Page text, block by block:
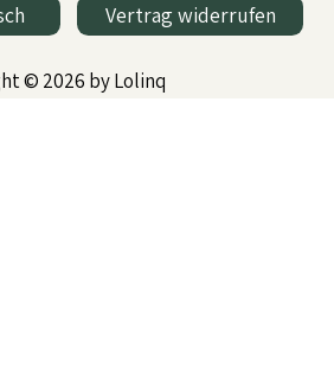
Vertrag widerrufen
© 2026 by Lolinq